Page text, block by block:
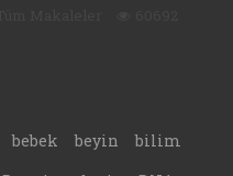
bebek beyin
bilim